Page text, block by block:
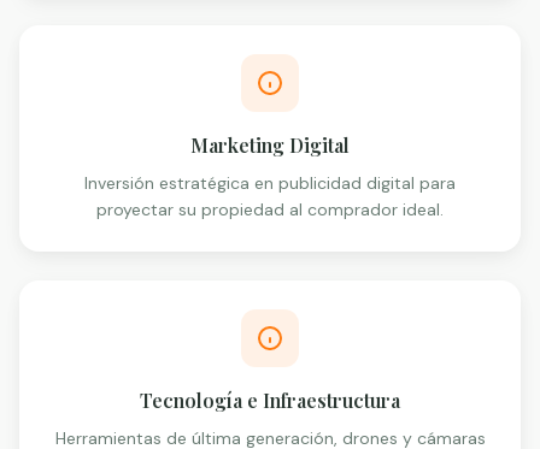
Marketing Digital
Inversión estratégica en publicidad digital para
proyectar su propiedad al comprador ideal.
Tecnología e Infraestructura
Herramientas de última generación, drones y cámaras